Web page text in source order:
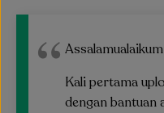
Kali pertama
dengan bantuan